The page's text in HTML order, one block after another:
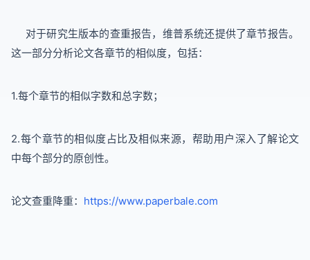
对于研究生版本的查重报告，维普系统还提供了章节报告。
这一部分分析论文各章节的相似度，包括：
1.每个章节的相似字数和总字数；
2.每个章节的相似度占比及相似来源，帮助用户深入了解论文
中每个部分的原创性。
论文查重降重： https://www.paperbale.com